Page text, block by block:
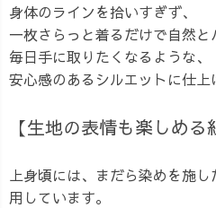
身体のラインを拾いすぎず、
一枚さらっと着るだけで自然と
毎日手に取りたくなるような、
安心感のあるシルエットに仕上
【生地の表情も楽しめる
上身頃には、まだら染めを施
用しています。